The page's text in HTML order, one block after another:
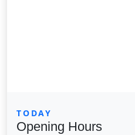
TODAY
Opening Hours